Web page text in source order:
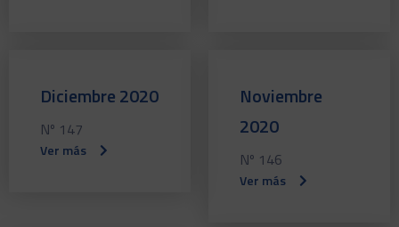
Diciembre 2020
Nº 147
Ver más
Noviembre
2020
Nº 146
Ver más